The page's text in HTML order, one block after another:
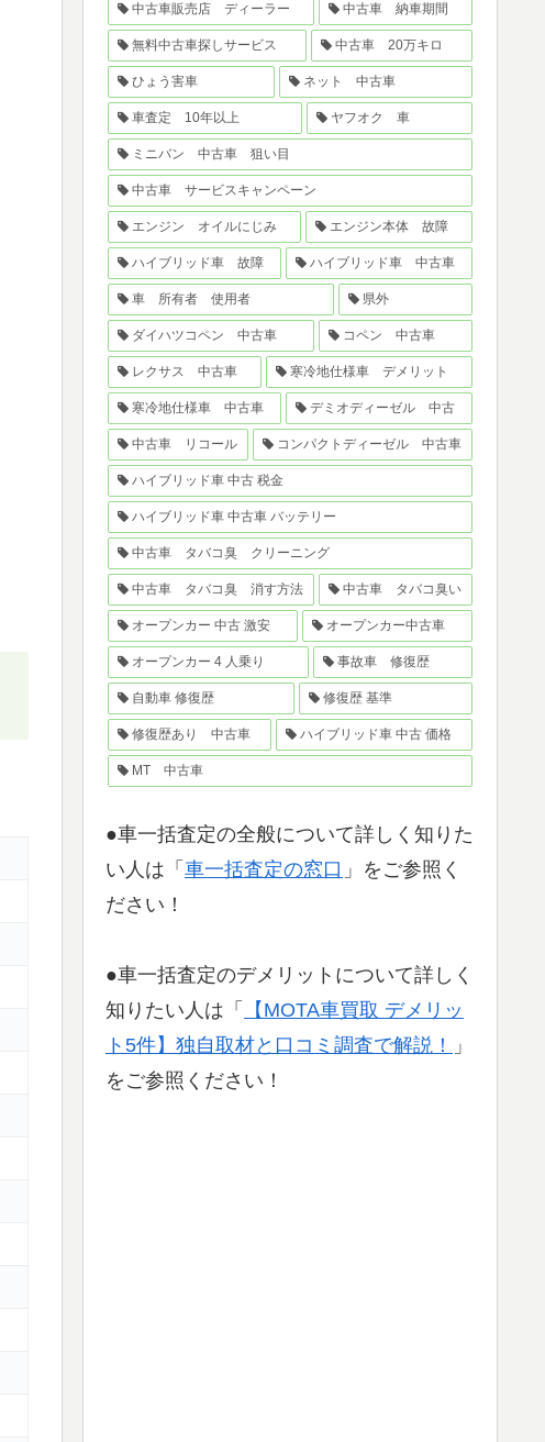
中古車販売店 ディーラー 中古車 納車期間
無料中古車探しサービス 中古車 20万キロ
ひょう害車 ネット 中古車
車査定 10年以上 ヤフオク 車
ミニバン 中古車 狙い目
中古車 サービスキャンペーン
エンジン オイルにじみ エンジン本体 故障
ハイブリッド車 故障 ハイブリッド車 中古車
車 所有者 使用者 県外
ダイハツコペン 中古車 コペン 中古車
レクサス 中古車 寒冷地仕様車 デメリット
寒冷地仕様車 中古車 デミオディーゼル 中古
中古車 リコール コンパクトディーゼル 中古車
ハイブリッド車 中古 税金
ハイブリッド車 中古車 バッテリー
中古車 タバコ臭 クリーニング
中古車 タバコ臭 消す方法 中古車 タバコ臭い
オープンカー 中古 激安 オープンカー中古車
オープンカー 4 人乗り 事故車 修復歴
自動車 修復歴 修復歴 基準
修復歴あり 中古車 ハイブリッド車 中古 価格
MT 中古車
●車一括査定の全般について詳しく知りた
い人は「 車一括査定の窓口 」をご参照く
ださい！
●車一括査定のデメリットについて詳しく
知りたい人は「
【MOTA車買取 デメリッ
ト5件】独自取材と口コミ調査で解説！
」
をご参照ください！